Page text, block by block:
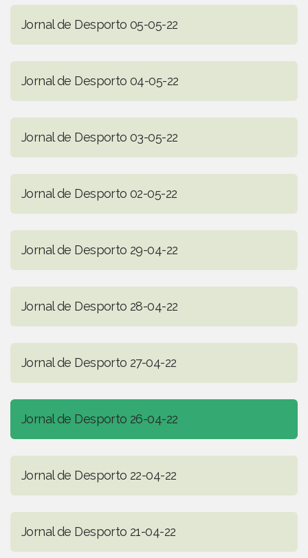
Jornal de Desporto 05-05-22
Jornal de Desporto 04-05-22
Jornal de Desporto 03-05-22
Jornal de Desporto 02-05-22
Jornal de Desporto 29-04-22
Jornal de Desporto 28-04-22
Jornal de Desporto 27-04-22
Jornal de Desporto 26-04-22
Jornal de Desporto 22-04-22
Jornal de Desporto 21-04-22